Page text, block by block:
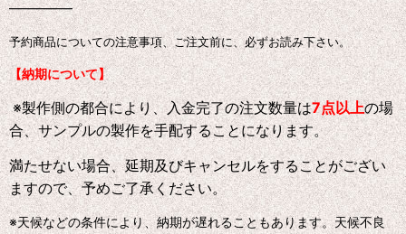
━━━━━
予約商品についての注意事項、ご注文前に、必ずお読み下さい。
【納期について】
※製作側の都合により、入金完了の注文数量は7点以上の場
合、サンプルの製作を手配することになります。
満たせない場合、延期及びキャンセルをすることがござい
ますので、予めご了承ください。
※天候などの条件により、納期が遅れることもあります。天候不良